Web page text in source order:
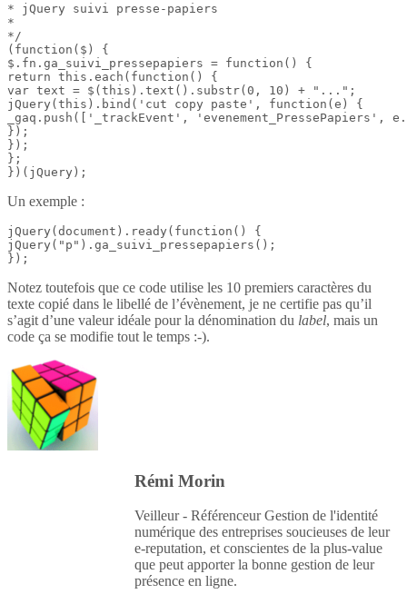
* jQuery suivi presse-papiers
*
*/
(function($) {
$.fn.ga_suivi_pressepapiers = function() {
return this.each(function() {
var text = $(this).text().substr(0, 10) + "...";
jQuery(this).bind('cut copy paste', function(e) {
_gaq.push(['_trackEvent', 'evenement_PressePapiers',
});
});
};
})(jQuery);
Un exemple :
jQuery(document).ready(function() {
jQuery("p").ga_suivi_pressepapiers();
});
Notez toutefois que ce code utilise les 10 premiers caractères du
texte copié dans le libellé de l’évènement, je ne certifie pas qu’il
s’agit d’une valeur idéale pour la dénomination du label, mais un
code ça se modifie tout le temps :-).
Rémi Morin
Veilleur - Référenceur Gestion de l'identité
numérique des entreprises soucieuses de leur
e-reputation, et conscientes de la plus-value
que peut apporter la bonne gestion de leur
présence en ligne.